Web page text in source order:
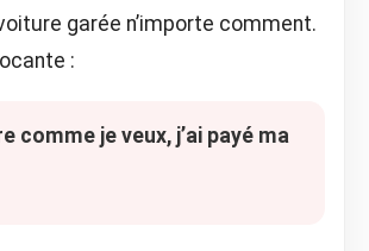
garée n’importe comment.
:
comme je veux, j’ai payé ma